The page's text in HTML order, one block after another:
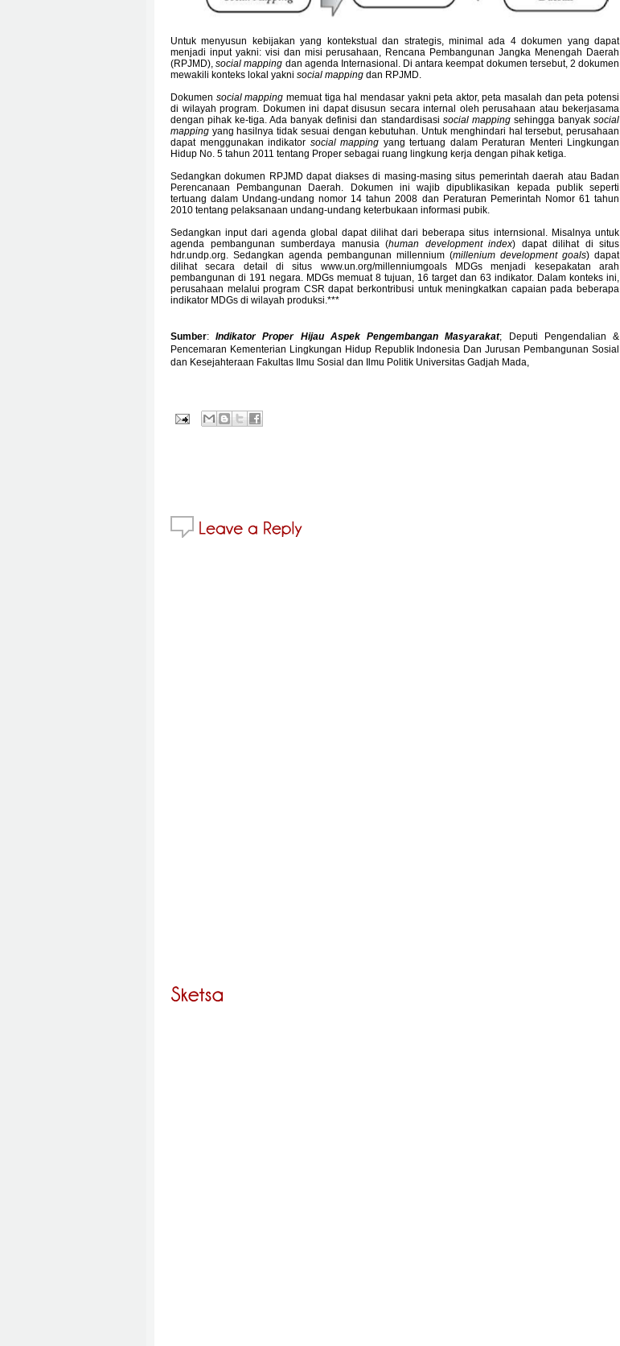
Untuk menyusun kebijakan yang kontekstual dan strategis, minimal ada 4 dokumen yang dapat
menjadi input yakni: visi dan misi perusahaan, Rencana Pembangunan Jangka Menengah Daerah
(RPJMD),social mapping dan agenda Internasional. Di antara keempat dokumen tersebut, 2 dokumen
mewakili konteks lokal yakni social mapping dan RPJMD.
Dokumen social mapping memuat tiga hal mendasar yakni peta aktor, peta masalah dan peta potensi
di wilayah program. Dokumen ini dapat disusun secara internal oleh perusahaan atau bekerjasama
dengan pihak ke-tiga. Ada banyak definisi dan standardisasi social mapping sehingga banyaksocial
mapping yang hasilnya tidak sesuai dengan kebutuhan. Untuk menghindari hal tersebut, perusahaan
dapat menggunakan indikator social mapping yang tertuang dalam Peraturan Menteri Lingkungan
Hidup No. 5 tahun 2011 tentang Proper sebagai ruang lingkung kerja dengan pihak ketiga.
Sedangkan dokumen RPJMD dapat diakses di masing-masing situs pemerintah daerah atau Badan
Perencanaan Pembangunan Daerah. Dokumen ini wajib dipublikasikan kepada publik seperti
tertuang dalam Undang-undang nomor 14 tahun 2008 dan Peraturan Pemerintah Nomor 61 tahun
2010 tentang pelaksanaan undang-undang keterbukaan informasi pubik.
Sedangkan input dari agenda global dapat dilihat dari beberapa situs internsional. Misalnya untuk
agenda pembangunan sumberdaya manusia (human development index) dapat dilihat di situs
hdr.undp.org. Sedangkan agenda pembangunan millennium (millenium development goals) dapat
dilihat secara detail di situs www.un.org/millenniumgoals MDGs menjadi kesepakatan arah
pembangunan di 191 negara. MDGs memuat 8 tujuan, 16 target dan 63 indikator. Dalam konteks ini,
perusahaan melalui program CSR dapat berkontribusi untuk meningkatkan capaian pada beberapa
indikator MDGs di wilayah produksi.***
Sumber:Indikator Proper Hijau Aspek Pengembangan Masyarakat;
Deputi Pengendalian &
Pencemaran Kementerian Lingkungan Hidup Republik Indonesia Dan Jurusan Pembangunan Sosial
dan Kesejahteraan Fakultas Ilmu Sosial dan Ilmu Politik Universitas Gadjah Mada,